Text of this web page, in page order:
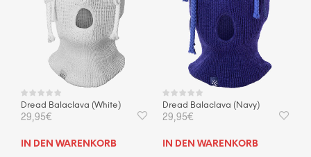
Dread Balaclava (White)
29,95€
IN DEN WARENKORB
Dread Balaclava (Navy)
29,95€
IN DEN WARENKORB